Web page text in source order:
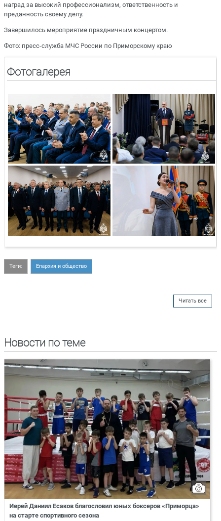
наград за высокий профессионализм, ответственность и
преданность своему делу.
Завершилось мероприятие праздничным концертом.
Фото: пресс-служба МЧС России по Приморскому краю
Фотогалерея
Теги: Епархия и общество
Читать все
Новости по теме
Иерей Даниил Есаков благословил юных боксеров «Приморца»
на старте спортивного сезона